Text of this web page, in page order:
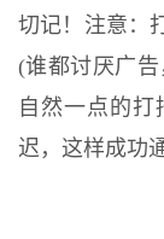
切记！注意：
(谁都讨厌广
自然一点的
迟，这样成功